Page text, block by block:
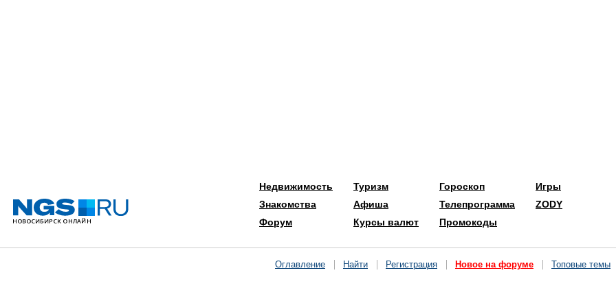
Недвижимость
Знакомства
Форум
Туризм
Афиша
Курсы валют
Гороскоп
Телепрограмма
Промокоды
Игры
ZODY
Оглавление Найти Регистрация Новое на форуме Топовые темы